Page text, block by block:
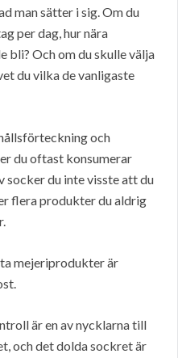
man sätter i sig. Om du
per dag, hur nära
bli? Och om du skulle välja
du vilka de vanligaste
och
du oftast konsumerar
du inte visste att du
flera produkter du aldrig
mejeriprodukter är
är en av nycklarna till
och det dolda sockret är